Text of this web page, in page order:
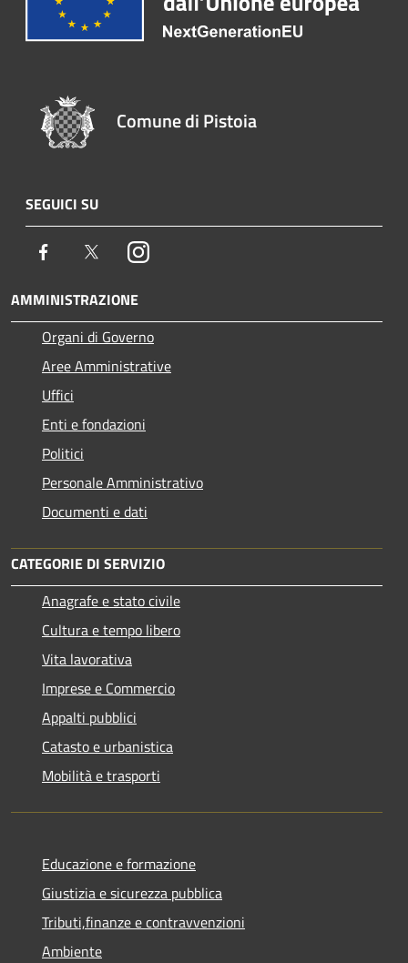
Comune di Pistoia
SEGUICI SU
Facebook TwitterInstagram
AMMINISTRAZIONE
Organi di Governo
Aree Amministrative
Uffici
Enti e fondazioni
Politici
Personale Amministrativo
Documenti e dati
CATEGORIE DI SERVIZIO
Anagrafe e stato civile
Cultura e tempo libero
Vita lavorativa
Imprese e Commercio
Appalti pubblici
Catasto e urbanistica
Mobilità e trasporti
Educazione e formazione
Giustizia e sicurezza pubblica
Tributi,finanze e contravvenzioni
Ambiente